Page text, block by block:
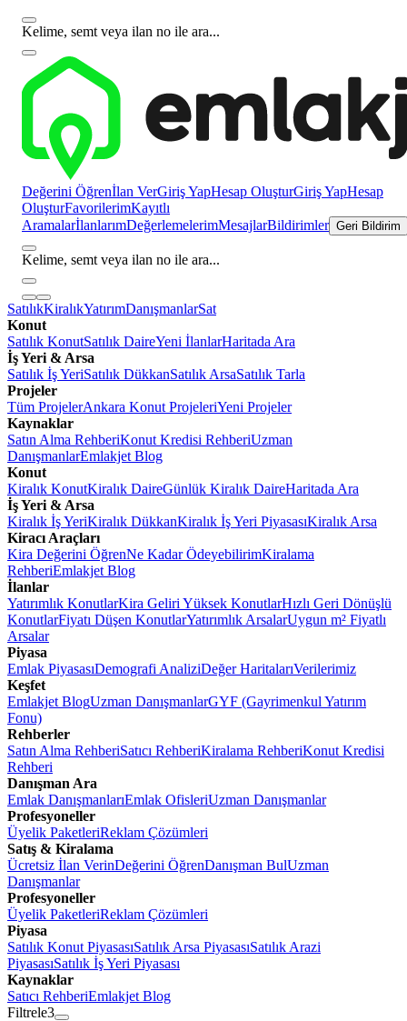
Kelime, semt veya ilan no ile ara...
Değerini Öğrenİlan VerGiriş YapHesap OluşturGiriş YapHesap
OluşturFavorilerimKayıtlı
AramalarİlanlarımDeğerlemelerimMesajlarBildirimler Geri Bildirim
Kelime, semt veya ilan no ile ara...
SatılıkKiralıkYatırımDanışmanlarSat
Konut
Satılık KonutSatılık DaireYeni İlanlarHaritada Ara
İş Yeri & Arsa
Satılık İş YeriSatılık DükkanSatılık ArsaSatılık Tarla
Projeler
Tüm ProjelerAnkara Konut ProjeleriYeni Projeler
Kaynaklar
Satın Alma RehberiKonut Kredisi RehberiUzman
DanışmanlarEmlakjet Blog
Konut
Kiralık KonutKiralık DaireGünlük Kiralık DaireHaritada Ara
İş Yeri & Arsa
Kiralık İş YeriKiralık DükkanKiralık İş Yeri PiyasasıKiralık Arsa
Kiracı Araçları
Kira Değerini ÖğrenNe Kadar ÖdeyebilirimKiralama
RehberiEmlakjet Blog
İlanlar
Yatırımlık KonutlarKira Geliri Yüksek KonutlarHızlı Geri Dönüşlü
KonutlarFiyatı Düşen KonutlarYatırımlık ArsalarUygun m² Fiyatlı
Arsalar
Piyasa
Emlak PiyasasıDemografi AnaliziDeğer HaritalarıVerilerimiz
Keşfet
Emlakjet BlogUzman DanışmanlarGYF (Gayrimenkul Yatırım
Fonu)
Rehberler
Satın Alma RehberiSatıcı RehberiKiralama RehberiKonut Kredisi
Rehberi
Danışman Ara
Emlak DanışmanlarıEmlak OfisleriUzman Danışmanlar
Profesyoneller
Üyelik PaketleriReklam Çözümleri
Satış & Kiralama
Ücretsiz İlan VerinDeğerini ÖğrenDanışman BulUzman
Danışmanlar
Profesyoneller
Üyelik PaketleriReklam Çözümleri
Piyasa
Satılık Konut PiyasasıSatılık Arsa PiyasasıSatılık Arazi
PiyasasıSatılık İş Yeri Piyasası
Kaynaklar
Satıcı RehberiEmlakjet Blog
Filtrele3